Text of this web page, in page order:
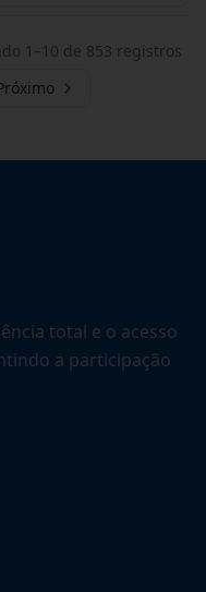
1 –10 de 853 registros
total e o acesso
a participação